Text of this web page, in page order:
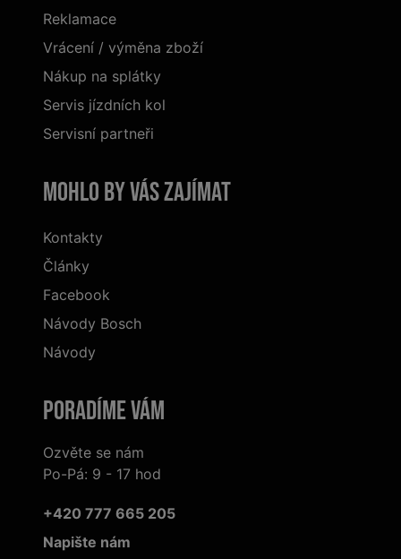
Reklamace
Vrácení / výměna zboží
Nákup na splátky
Servis jízdních kol
Servisní partneři
Mohlo by vás zajímat
Kontakty
Články
Facebook
Návody Bosch
Návody
Poradíme Vám
Ozvěte se nám
Po-Pá: 9 - 17 hod
+420 777 665 205
Napište nám